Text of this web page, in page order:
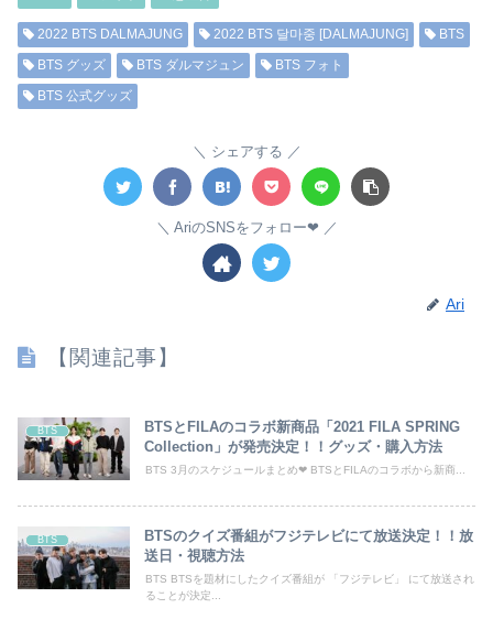
2022 BTS DALMAJUNG 2022 BTS 달마중 [DALMAJUNG]
BTS
BTS グッズ
BTS ダルマジュン
BTS フォト
BTS 公式グッズ
シェアする
AriのSNSをフォロー❤︎
Ari
【関連記事】
BTS
BTSとFILAのコラボ新商品「2021 FILA SPRING
Collection」が発売決定！！グッズ・購入方法
BTS 3月のスケジュールまとめ❤︎ BTSとFILAのコラボから新商...
BTS
BTSのクイズ番組がフジテレビにて放送決定！！放
送日・視聴方法
BTS BTSを題材にしたクイズ番組が 「フジテレビ」 にて放送され
ることが決定...